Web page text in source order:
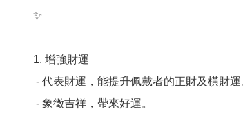
✨
1. 增強財運